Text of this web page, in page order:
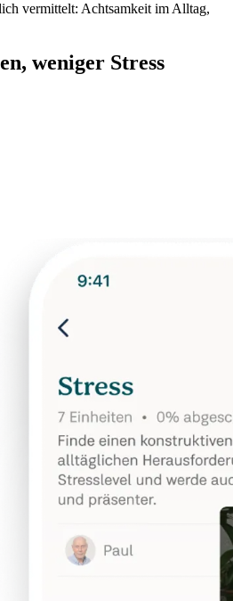
vermittelt: Achtsamkeit im Alltag,
weniger Stress